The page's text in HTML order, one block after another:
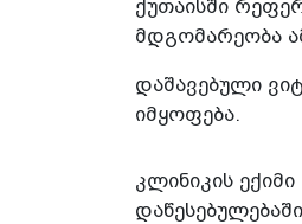
ქუთაისში
მდგომარეობა
დაშავებული
იმყოფება.
კლინიკის